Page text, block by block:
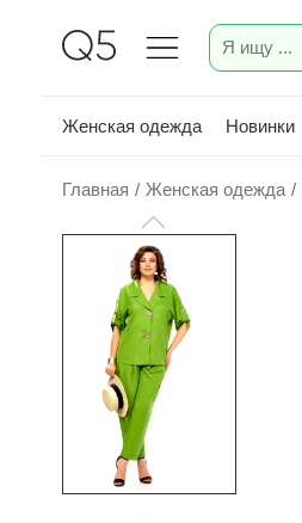
Женская одежда Новинки
Главная / Женская одежда /